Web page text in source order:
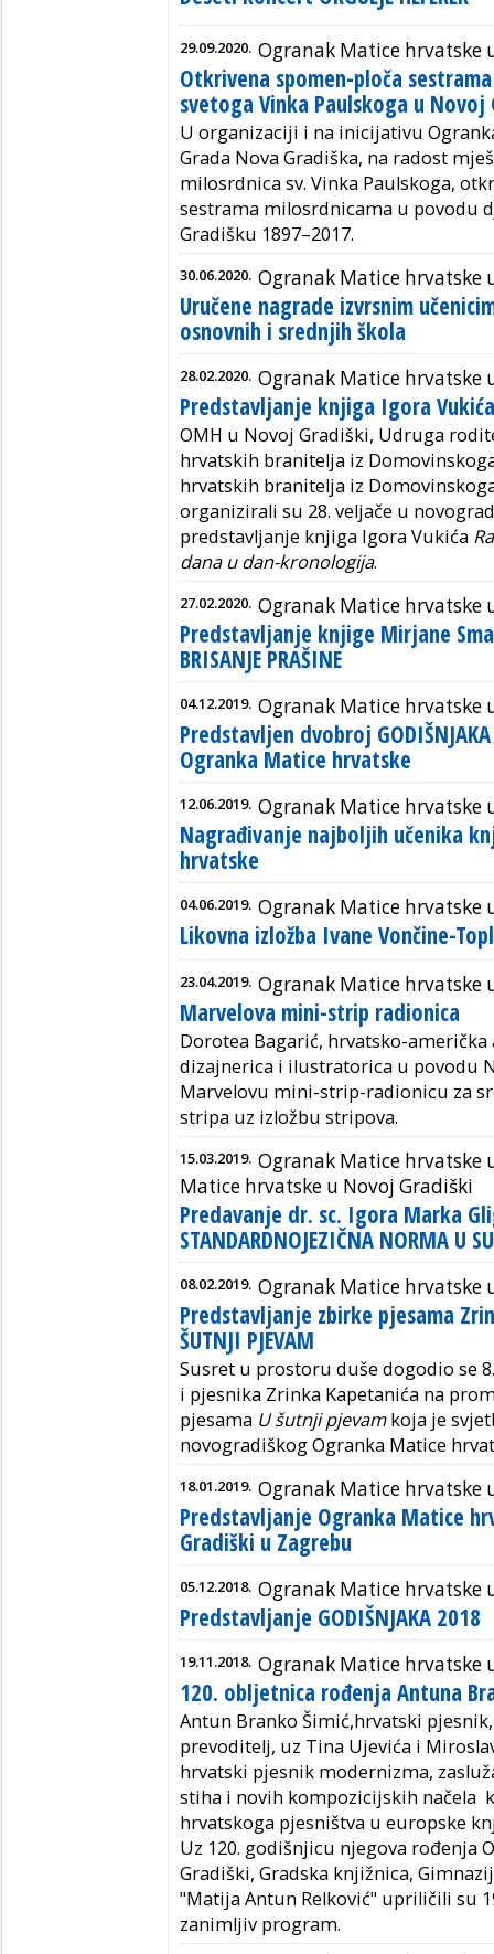
29.09.2020. Ogranak Matice hrvatske
Otkrivena spomen-ploča
svetoga Vinka Paulskoga u Novoj
U organizaciji i na inicijativu
Grada Nova Gradiška, na radost
milosrdnica sv. Vinka Paulskoga,
sestrama milosrdnicama u povodu
Gradišku 1897–2017.
30.06.2020. Ogranak Matice hrvatske
Uručene nagrade izvrsnim
osnovnih i srednjih škola
28.02.2020. Ogranak Matice hrvatske
Predstavljanje knjiga Igora
OMH u Novoj Gradiški, Udruga
hrvatskih branitelja iz
hrvatskih branitelja iz
organizirali su 28. veljače u
predstavljanje knjiga Igora Vukića
dana u dan-kronologija.
27.02.2020. Ogranak Matice hrvatske
Predstavljanje knjige Mirjane
BRISANJE PRAŠINE
04.12.2019. Ogranak Matice hrvatske
Predstavljen dvobroj
Ogranka Matice hrvatske
12.06.2019. Ogranak Matice hrvatske
Nagrađivanje najboljih učenika
hrvatske
04.06.2019. Ogranak Matice hrvatske
Likovna izložba Ivane Vončine-
23.04.2019. Ogranak Matice hrvatske
Marvelova mini-strip radionica
Dorotea Bagarić, hrvatsko-američka
dizajnerica i ilustratorica u povodu
Marvelovu mini-strip-radionicu za
stripa uz izložbu stripova.
15.03.2019. Ogranak Matice hrvatske
Matice hrvatske u Novoj Gradiški
Predavanje dr. sc. Igora Marka
STANDARDNOJEZIČNA NORMA U
08.02.2019. Ogranak Matice hrvatske
Predstavljanje zbirke pjesama
ŠUTNJI PJEVAM
Susret u prostoru duše dogodio se
i pjesnika Zrinka Kapetanića na
pjesama U šutnji pjevamkoja je
novogradiškog Ogranka Matice
18.01.2019. Ogranak Matice hrvatske
Predstavljanje Ogranka Matice
Gradiški u Zagrebu
05.12.2018. Ogranak Matice hrvatske
Predstavljanje GODIŠNJAKA 2018
19.11.2018. Ogranak Matice hrvatske
120. obljetnica rođenja Antuna
Antun Branko Šimić,hrvatski
prevoditelj, uz Tina Ujevića i
hrvatski pjesnik modernizma,
stiha i novih kompozicijskih načela
hrvatskoga pjesništva u europske
Uz 120. godišnjicu njegova rođenja
Gradiški, Gradska knjižnica,
"Matija Antun Relković" upriličili su
zanimljiv program.